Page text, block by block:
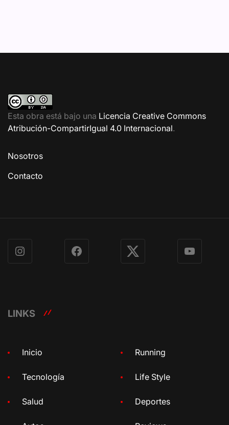
Esta obra está bajo una Licencia Creative Commons
Atribución-CompartirIgual 4.0 Internacional.
Nosotros
Contacto
Instagram Facebook X YouTube
LINKS
Inicio Running
Tecnología Life Style
Salud Deportes